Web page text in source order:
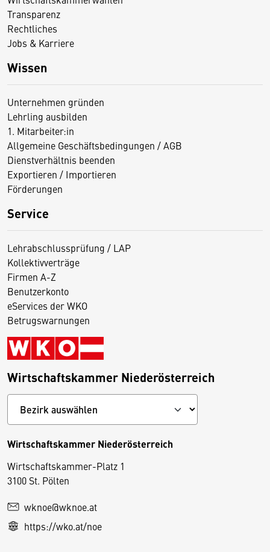
Transparenz
Rechtliches
Jobs & Karriere
Wissen
Unternehmen gründen
Lehrling ausbilden
1. Mitarbeiter:in
Allgemeine Geschäftsbedingungen / AGB
Dienstverhältnis beenden
Exportieren / Importieren
Förderungen
Service
Lehrabschlussprüfung / LAP
Kollektivverträge
Firmen A-Z
Benutzerkonto
eServices der WKO
Betrugswarnungen
Wirtschaftskammer Niederösterreich
Wirtschaftskammer Niederösterreich
Wirtschaftskammer-Platz 1
3100 St. Pölten
wknoe@wknoe.at
https://wko.at/noe
D
e
s